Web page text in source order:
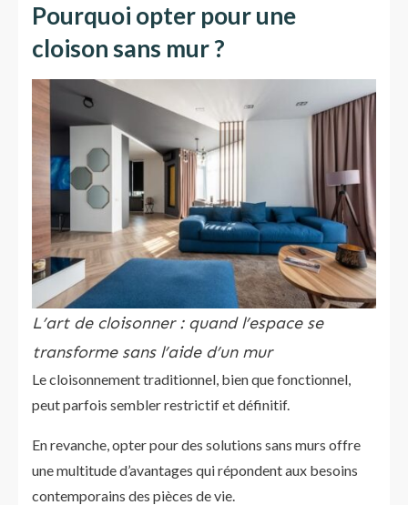
Pourquoi opter pour une
cloison sans mur ?
L’art de cloisonner : quand l’espace se
transforme sans l’aide d’un mur
Le cloisonnement traditionnel, bien que fonctionnel,
peut parfois sembler restrictif et définitif.
En revanche, opter pour des solutions sans murs offre
une multitude d’avantages qui répondent aux besoins
contemporains des pièces de vie.